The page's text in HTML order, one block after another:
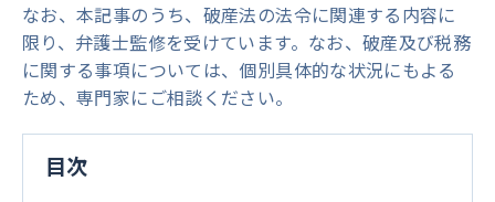
なお、本記事のうち、破産法の法令に関連する内容に
限り、弁護士監修を受けています。なお、破産及び税務
に関する事項については、個別具体的な状況にもよる
ため、専門家にご相談ください。
目次